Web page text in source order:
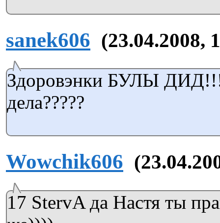
sanek606 (23.04.2008,
Здоровэнки БУЛЫ
дела?????
Wowchik606
17 StervA да Настя ты